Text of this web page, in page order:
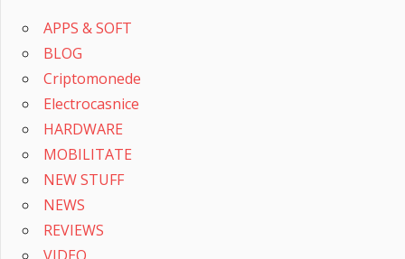
APPS & SOFT
BLOG
Criptomonede
Electrocasnice
HARDWARE
MOBILITATE
NEW STUFF
NEWS
REVIEWS